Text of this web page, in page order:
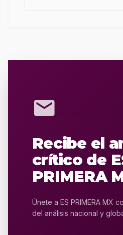
mail
Recibe el
crítico de
PRIMERA
Únete a ES PRIMERA MX
del análisis nacional y